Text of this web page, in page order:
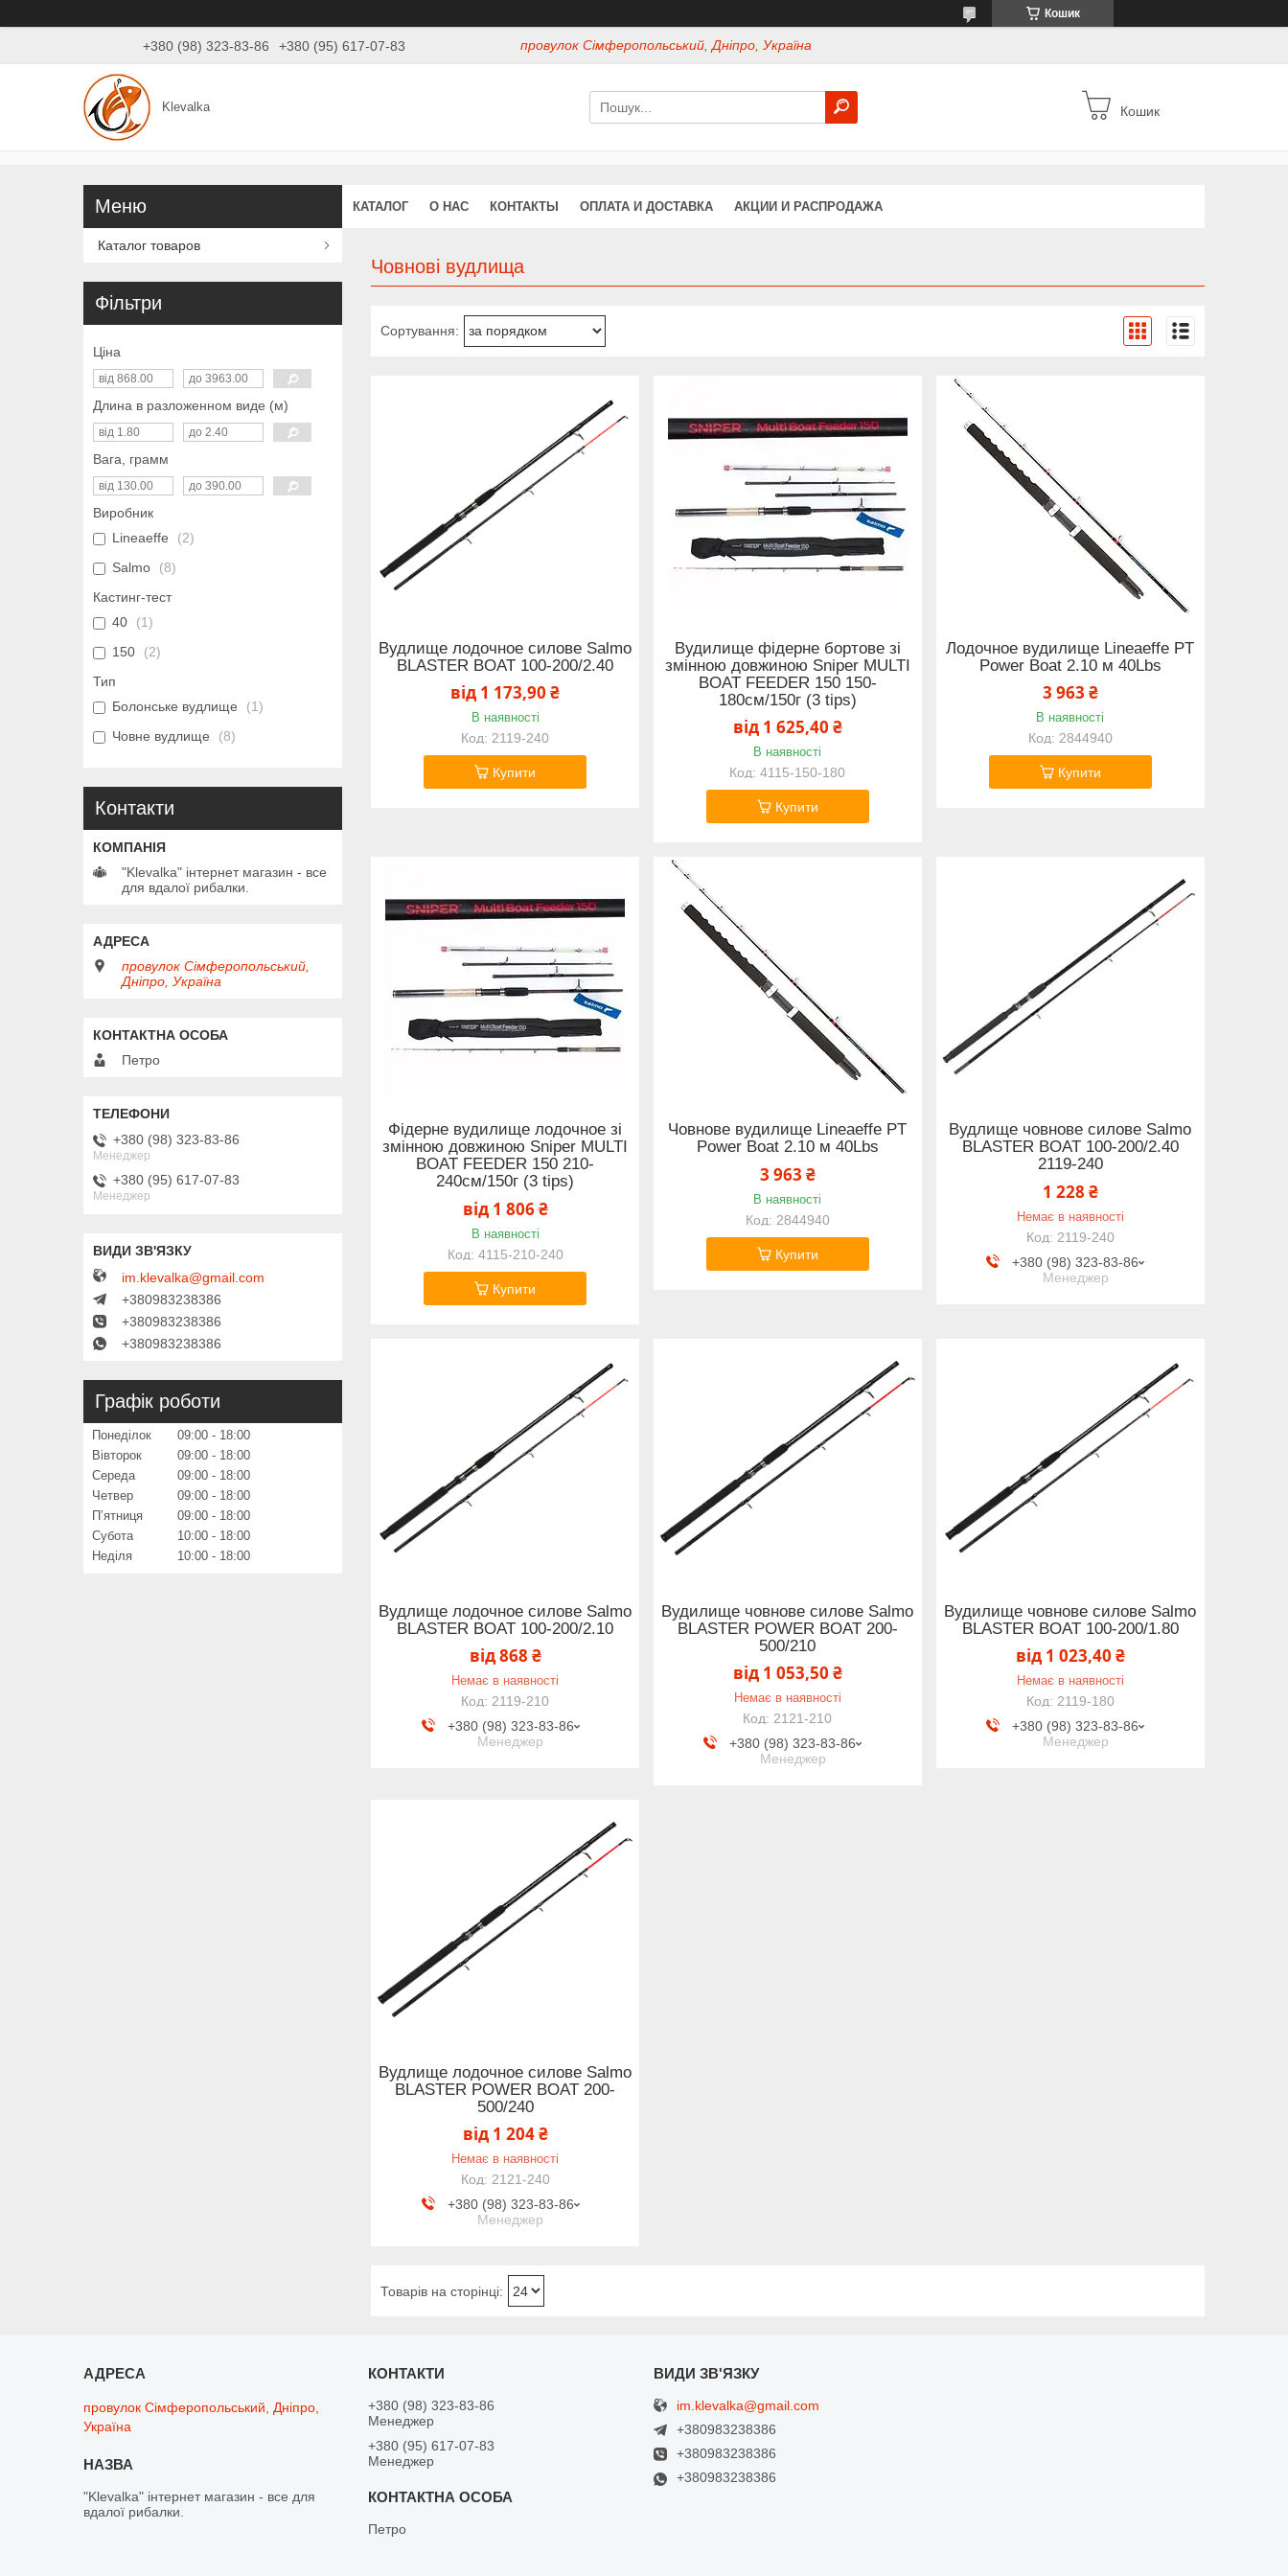
Кошик
+380 (98) 323-83-86 +380 (95) 617-07-83 провулок Сімферопольський, Дніпро, Україна
Klevalka Кошик
КАТАЛОГ О НАС КОНТАКТЫ ОПЛАТА И ДОСТАВКА АКЦИИ И РАСПРОДАЖА
Човнові вудлища
Вудлище лодочное силове Salmo
BLASTER BOAT 100-200/2.40
від 1 173,90 ₴
В наявності
2119-240
Купити
Вудилище фідерне бортове зі
змінною довжиною Sniper MULTI
BOAT FEEDER 150 150-
180см/150г (3 tips)
від 1 625,40 ₴
В наявності
4115-150-180
Купити
Лодочное вудилище Lineaeffe PT
Power Boat 2.10 м 40Lbs
3 963 ₴
В наявності
2844940
Купити
Фідерне вудилище лодочное зі
змінною довжиною Sniper MULTI
BOAT FEEDER 150 210-
240см/150г (3 tips)
від 1 806 ₴
В наявності
4115-210-240
Купити
Човнове вудилище Lineaeffe PT
Power Boat 2.10 м 40Lbs
3 963 ₴
В наявності
2844940
Купити
Вудлище човнове силове Salmo
BLASTER BOAT 100-200/2.40
2119-240
1 228 ₴
Немає в наявності
2119-240
+380 (98) 323-83-86
Менеджер
Вудлище лодочное силове Salmo
BLASTER BOAT 100-200/2.10
від 868 ₴
Немає в наявності
2119-210
+380 (98) 323-83-86
Менеджер
Вудилище човнове силове Salmo
BLASTER POWER BOAT 200-
500/210
від 1 053,50 ₴
Немає в наявності
2121-210
+380 (98) 323-83-86
Менеджер
Вудилище човнове силове Salmo
BLASTER BOAT 100-200/1.80
від 1 023,40 ₴
Немає в наявності
2119-180
+380 (98) 323-83-86
Менеджер
Вудлище лодочное силове Salmo
BLASTER POWER BOAT 200-
500/240
від 1 204 ₴
Немає в наявності
2121-240
+380 (98) 323-83-86
Менеджер
Каталог товаров
Фільтри
Ціна
Длина в разложенном виде (м)
Вага, грамм
Виробник
Lineaeffe
2
Salmo
8
Кастинг-тест
40
1
150
2
Тип
Болонське вудлище
1
Човне вудлище
8
Контакти
"Klevalka" інтернет магазин - все
для вдалої рибалки.
провулок Сімферопольський,
Дніпро, Україна
Петро
+380 (98) 323-83-86
Менеджер
+380 (95) 617-07-83
Менеджер
im.klevalka@gmail.com
+380983238386
+380983238386
+380983238386
Графік роботи
Понеділок 09:00
18:00
Вівторок
09:00
18:00
Середа
09:00
18:00
Четвер
09:00
18:00
Пʼятниця
09:00
18:00
Субота
10:00
18:00
Неділя
10:00 18:00
провулок Сімферопольський, Дніпро,
Україна
"Klevalka" інтернет магазин - все для
вдалої рибалки.
+380 (98) 323-83-86
Менеджер
+380 (95) 617-07-83
Менеджер
Петро
im.klevalka@gmail.com
+380983238386
+380983238386
+380983238386